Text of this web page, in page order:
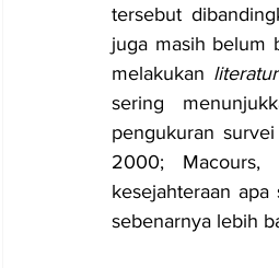
tersebut
juga masih belum
melakukan
sering
pengukuran
2000; Macours,
kesejahteraan
sebenarnya lebih